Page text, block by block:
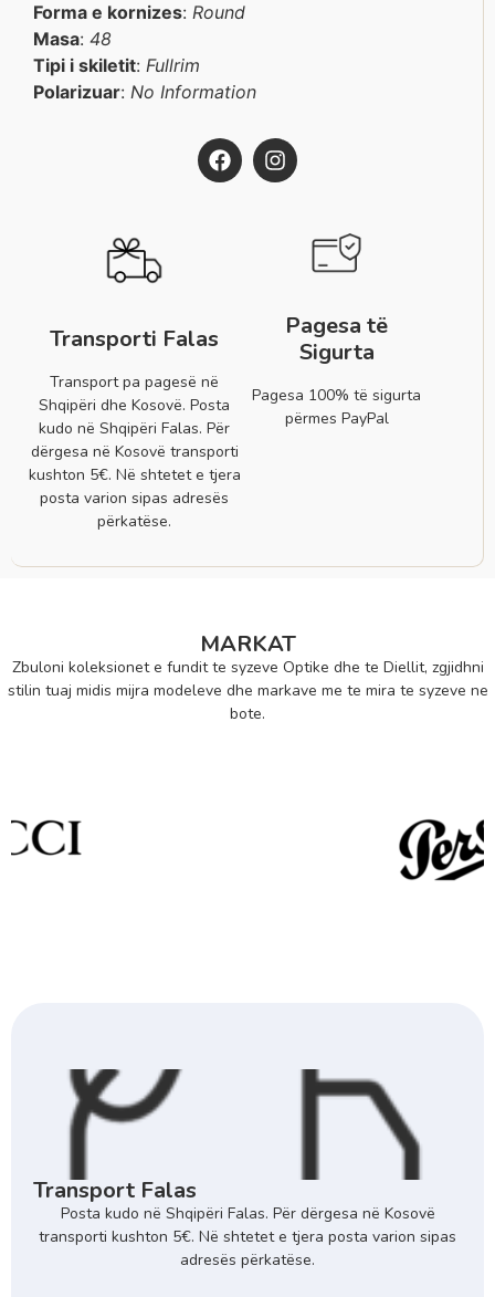
Forma e kornizes: Round
Masa: 48
Tipi i skiletit: Fullrim
Polarizuar: No Information
Transporti Falas
Transport pa pagesë në
Shqipëri dhe Kosovë. Posta
kudo në Shqipëri Falas. Për
dërgesa në Kosovë transporti
kushton 5€. Në shtetet e tjera
posta varion sipas adresës
përkatëse.
Pagesa të
Sigurta
Pagesa 100% të sigurta
përmes PayPal
MARKAT
Zbuloni koleksionet e fundit te syzeve Optike dhe te Diellit, zgjidhni
stilin tuaj midis mijra modeleve dhe markave me te mira te syzeve ne
bote.
Transport Falas
Posta kudo në Shqipëri Falas. Për dërgesa në Kosovë
transporti kushton 5€. Në shtetet e tjera posta varion sipas
adresës përkatëse.